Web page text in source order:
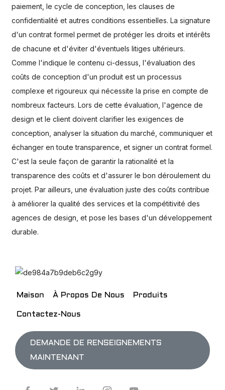
paiement, le cycle de conception, les clauses de
confidentialité et autres conditions essentielles. La signature
d'un contrat formel permet de protéger les droits et intérêts
de chacune et d'éviter d'éventuels litiges ultérieurs.
Comme l'indique le contenu ci-dessus, l'évaluation des
coûts de conception d'un produit est un processus
complexe et rigoureux qui nécessite la prise en compte de
nombreux facteurs. Lors de cette évaluation, l'agence de
design et le client doivent clarifier les exigences de
conception, analyser la situation du marché, communiquer et
échanger en toute transparence, et signer un contrat formel.
C'est la seule façon de garantir la rationalité et la
transparence des coûts et d'assurer le bon déroulement du
projet. Par ailleurs, une évaluation juste des coûts contribue
à améliorer la qualité des services et la compétitivité des
agences de design, et pose les bases d'un développement
durable.
Maison À Propos De Nous Produits
Contactez-Nous
DEMANDE DE RENSEIGNEMENTS
MAINTENANT